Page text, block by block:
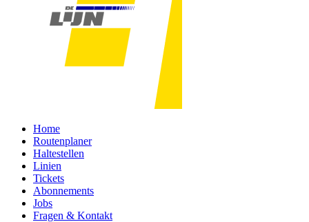
Home
Routenplaner
Haltestellen
Linien
Tickets
Abonnements
Jobs
Fragen & Kontakt